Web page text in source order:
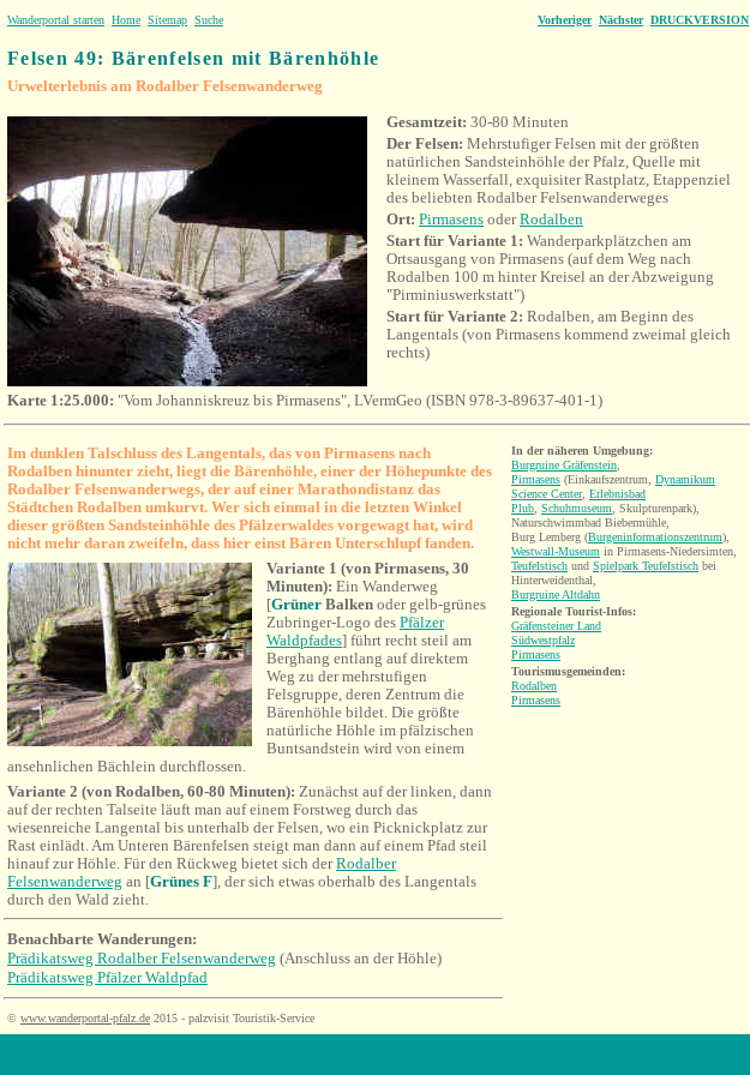
Wanderportal starten Home Sitemap Suche Vorheriger Nächster DRUCKVERSION
Felsen 49: Bärenfelsen mit Bärenhöhle
Urwelterlebnis am Rodalber Felsenwanderweg
Gesamtzeit: 30-80 Minuten
Der Felsen: Mehrstufiger Felsen mit der größten
natürlichen Sandsteinhöhle der Pfalz, Quelle mit
kleinem Wasserfall, exquisiter Rastplatz, Etappenziel
des beliebten Rodalber Felsenwanderweges
Ort: Pirmasens oderRodalben
Start für Variante 1: Wanderparkplätzchen am
Ortsausgang von Pirmasens (auf dem Weg nach
Rodalben 100 m hinter Kreisel an der Abzweigung
"Pirminiuswerkstatt")
Start für Variante 2: Rodalben, am Beginn des
Langentals (von Pirmasens kommend zweimal gleich
rechts)
Karte 1:25.000: "Vom Johanniskreuz bis Pirmasens", LVermGeo (ISBN 978-3-89637-401-1)
Im dunklen Talschluss des Langentals, das von Pirmasens nach
Rodalben hinunter zieht, liegt die Bärenhöhle, einer der Höhepunkte des
Rodalber Felsenwanderwegs, der auf einer Marathondistanz das
Städtchen Rodalben umkurvt. Wer sich einmal in die letzten Winkel
dieser größten Sandsteinhöhle des Pfälzerwaldes vorgewagt hat, wird
nicht mehr daran zweifeln, dass hier einst Bären Unterschlupf fanden.
Variante 1 (von Pirmasens, 30
Minuten): Ein Wanderweg
[Grüner Balken oder gelb-grünes
Zubringer-Logo des Pfälzer
Waldpfades] führt recht steil am
Berghang entlang auf direktem
Weg zu der mehrstufigen
Felsgruppe, deren Zentrum die
Bärenhöhle bildet. Die größte
natürliche Höhle im pfälzischen
Buntsandstein wird von einem
ansehnlichen Bächlein durchflossen.
Variante 2 (von Rodalben, 60-80 Minuten): Zunächst auf der linken, dann
auf der rechten Talseite läuft man auf einem Forstweg durch das
wiesenreiche Langental bis unterhalb der Felsen, wo ein Picknickplatz zur
Rast einlädt. Am Unteren Bärenfelsen steigt man dann auf einem Pfad steil
hinauf zur Höhle. Für den Rückweg bietet sich derRodalber
Felsenwanderweg an [Grünes F], der sich etwas oberhalb des Langentals
durch den Wald zieht.
Benachbarte Wanderungen:
Prädikatsweg Rodalber Felsenwanderweg (Anschluss an der Höhle)
Prädikatsweg Pfälzer Waldpfad
© www.wanderportal-pfalz.de 2015 - palzvisit Touristik-Service
In der näheren Umgebung:
Burgruine Gräfenstein
Pirmasens (Einkaufszentrum, Dynamikum
Science Center, Erlebnisbad
Plub Schuhmuseum , Skulpturenpark),
Naturschwimmbad Biebermühle,
Burg Lemberg (Burgeninformationszentrum)
Westwall-Museum in Pirmasens-Niedersimten,
Teufelstisch und Spielpark Teufelstisch bei
Hinterweidenthal,
Burgruine Altdahn
Regionale Tourist-Infos:
Gräfensteiner Land
Südwestpfalz
Pirmasens
Tourismusgemeinden:
Rodalben
Pirmasens